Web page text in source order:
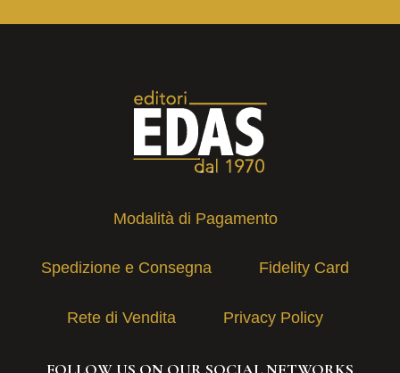
Modalità di Pagamento
Spedizione e Consegna Fidelity Card
Rete di Vendita Privacy Policy